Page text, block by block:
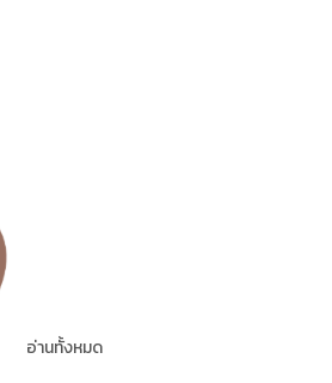
อ่านทั้งหมด